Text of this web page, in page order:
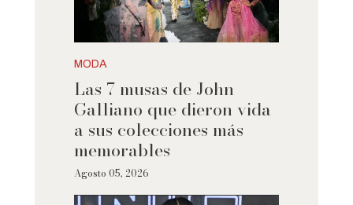
MODA
Las 7 musas de John
Galliano que dieron vida
a sus colecciones más
memorables
Agosto 05, 2026